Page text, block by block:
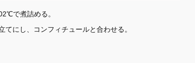
で煮詰める。
にし、コンフィチュールと合わせる。